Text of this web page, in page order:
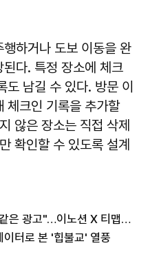
하거나 도보 이동을 완
다. 특정 장소에 체크
도 남길 수 있다. 방문 이
체크인 기록을 추가할
않은 장소는 직접 삭제
확인할 수 있도록 설계
"옥외 전광판과 내비게이션에 같은 광고"…이노션 X 티맵모빌리티 통합 마케팅 솔루션 출시
터로 본 '힙불교' 열풍